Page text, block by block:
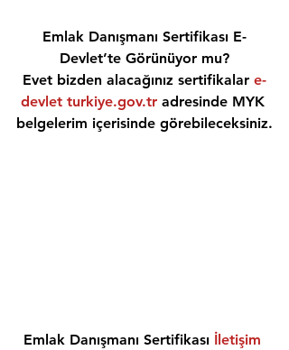
Emlak Danışmanı Sertifikası E-
Devlet’te Görünüyor mu?
Evet bizden alacağınız sertifikalar e-
devlet turkiye.gov.tr adresinde MYK
belgelerim içerisinde görebileceksiniz.
Emlak Danışmanı Sertifikası İletişim